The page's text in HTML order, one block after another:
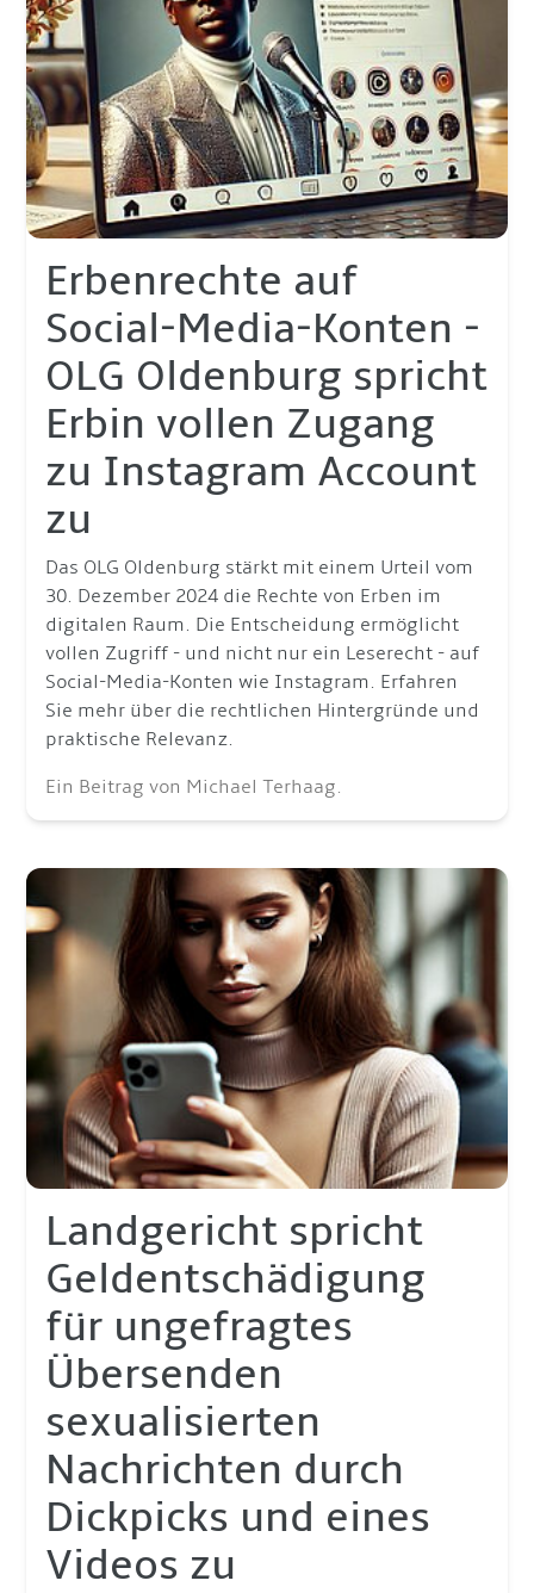
Erbenrechte auf
Social-Media-Konten -
OLG Oldenburg spricht
Erbin vollen Zugang
zu Instagram Account
zu
Das OLG Oldenburg stärkt mit einem Urteil vom
30. Dezember 2024 die Rechte von Erben im
digitalen Raum. Die Entscheidung ermöglicht
vollen Zugriff - und nicht nur ein Leserecht - auf
Social-Media-Konten wie Instagram. Erfahren
Sie mehr über die rechtlichen Hintergründe und
praktische Relevanz.
Ein Beitrag von Michael Terhaag.
Landgericht spricht
Geldentschädigung
für ungefragtes
Übersenden
sexualisierten
Nachrichten durch
Dickpicks und eines
Videos zu